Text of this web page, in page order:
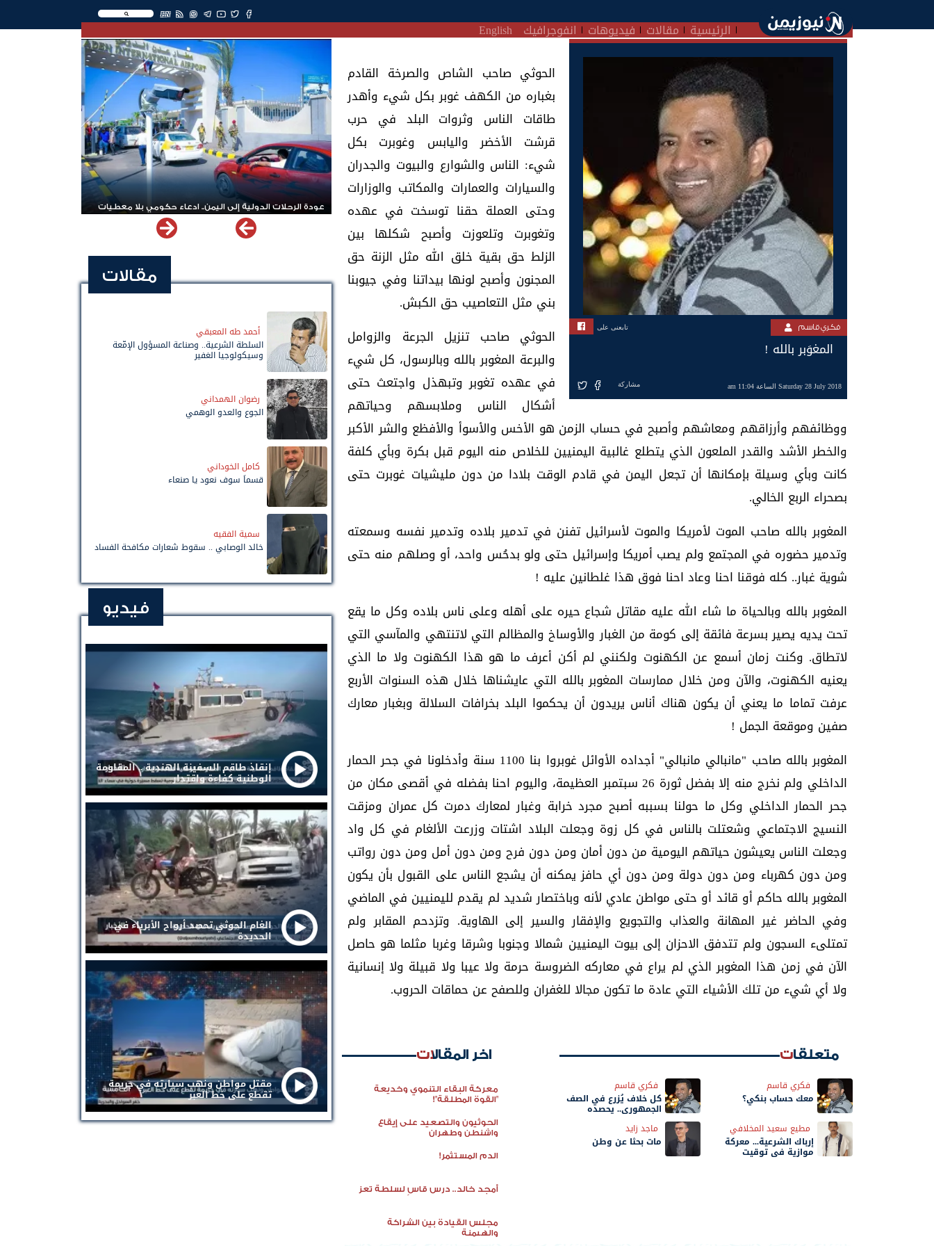
EN
الرئيسية مقالات فيديوهات انفوجرافيك English
فكري قاسم تابعنى على
المغوَبر بالله !
Saturday 28 July 2018 الساعة 11:04 am مشاركة
الحوثي صاحب الشاص والصرخة القادم
بغباره من الكهف غوبر بكل شيء وأهدر
طاقات الناس وثروات البلد في حرب
قرشت الأخضر واليابس وغوبرت بكل
شيء: الناس والشوارع والبيوت والجدران
والسيارات والعمارات والمكاتب والوزارات
وحتى العملة حقنا توسخت في عهده
وتغوبرت وتلعوزت وأصبح شكلها بين
الزلط حق بقية خلق الله مثل الزنة حق
المجنون وأصبح لونها بيداتنا وفي جيوبنا
بني مثل التعاصيب حق الكبش.
الحوثي صاحب تنزيل الجرعة والزوامل
والبرعة المغوبر بالله وبالرسول، كل شيء
في عهده تغوبر وتبهذل واجتعث حتى
أشكال الناس وملابسهم وحياتهم
ووظائفهم وأرزاقهم ومعاشهم وأصبح في حساب الزمن هو الأخس والأسوأ والأفظع والشر الأكبر
والخطر الأشد والقدر الملعون الذي يتطلع غالبية اليمنيين للخلاص منه اليوم قبل بكرة وبأي كلفة
كانت وبأي وسيلة بإمكانها أن تجعل اليمن في قادم الوقت بلادا من دون مليشيات غوبرت حتى
بصحراء الربع الخالي.
المغوبر بالله صاحب الموت لأمريكا والموت لأسرائيل تفنن في تدمير بلاده وتدمير نفسه وسمعته
وتدمير حضوره في المجتمع ولم يصب أمريكا وإسرائيل حتى ولو بدحُس واحد، أو وصلهم منه حتى
شوية غبار.. كله فوقنا احنا وعاد احنا فوق هذا غلطانين عليه !
المغوبر بالله وبالحياة ما شاء الله عليه مقاتل شجاع حيره على أهله وعلى ناس بلاده وكل ما يقع
تحت يديه يصير بسرعة فائقة إلى كومة من الغبار والأوساخ والمظالم التي لاتنتهي والمآسي التي
لاتطاق. وكنت زمان أسمع عن الكهنوت ولكنني لم أكن أعرف ما هو هذا الكهنوت ولا ما الذي
يعنيه الكهنوت، والآن ومن خلال ممارسات المغوبر بالله التي عايشناها خلال هذه السنوات الأربع
عرفت تماما ما يعني أن يكون هناك أناس يريدون أن يحكموا البلد بخرافات السلالة وبغبار معارك
صفين وموقعة الجمل !
المغوبر بالله صاحب "مانبالي مانبالي" أجداده الأوائل غوبروا بنا 1100 سنة وأدخلونا في جحر الحمار
الداخلي ولم نخرج منه إلا بفضل ثورة 26 سبتمبر العظيمة، واليوم احنا بفضله في أقصى مكان من
جحر الحمار الداخلي وكل ما حولنا بسببه أصبح مجرد خرابة وغبار لمعارك دمرت كل عمران ومزقت
النسيج الاجتماعي وشعتلت بالناس في كل زوة وجعلت البلاد اشتات وزرعت الألغام في كل واد
وجعلت الناس يعيشون حياتهم اليومية من دون أمان ومن دون فرح ومن دون أمل ومن دون رواتب
ومن دون كهرباء ومن دون دولة ومن دون أي حافز يمكنه أن يشجع الناس على القبول بأن يكون
المغوبر بالله حاكم أو قائد أو حتى مواطن عادي لأنه وباختصار شديد لم يقدم لليمنيين في الماضي
وفي الحاضر غير المهانة والعذاب والتجويع والإفقار والسير إلى الهاوية. وتزدحم المقابر ولم
تمتلىء السجون ولم تتدفق الاحزان إلى بيوت اليمنيين شمالا وجنوبا وشرقا وغربا مثلما هو حاصل
الآن في زمن هذا المغوبر الذي لم يراع في معاركه الضروسة حرمة ولا عيبا ولا قبيلة ولا إنسانية
ولا أي شيء من تلك الأشياء التي عادة ما تكون مجالا للغفران وللصفح عن حماقات الحروب.
متعلقات
فكري قاسم
معك حساب بنكي؟
فكري قاسم
كل خلاف يُزرع في الصف
الجمهوري.. يحصده
مطيع سعيد المخلافي
إرباك الشرعية... معركة
موازية في توقيت
ماجد زايد
مات بحثًا عن وطن
اخر المقالات
معركة البقاء التنموي وخديعة
"القوة المطلقة"!
الحوثيون والتصعيد على إيقاع
واشنطن وطهران
الدم المستثمر!
أمجد خالد.. درس قاسٍ لسلطة تعز
مجلس القيادة بين الشراكة
والهيمنة
عودة الرحلات الدولية إلى اليمن.. ادعاء حكومي بلا معطيات
مقالات
أحمد طه المعبقي
السلطة الشرعية.. وصناعة المسؤول الإمّعة
وسيكولوجيا الغفير
رضوان الهمداني
الجوع والعدو الوهمي
كامل الخوداني
قسماً سوف نعود يا صنعاء
سمية الفقيه
خالد الوصابي .. سقوط شعارات مكافحة الفساد
فيديو
إنقاذ طاقم السفينة الهندية .. المقاومة
الوطنية كفاءة واقتدار
الغام الحوثي تحصد أرواح الأبرياء في
الحديدة
مقتل مواطن ونهب سيارته في جريمة
تقطع على خط العبر